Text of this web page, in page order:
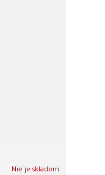
Nie je skladom